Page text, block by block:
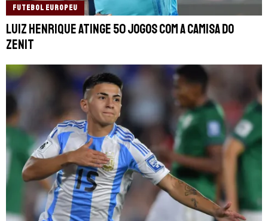
FUTEBOL EUROPEU
Luiz Henrique atinge 50 jogos com a camisa do
Zenit